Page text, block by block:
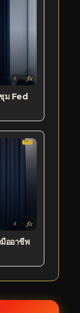
ม Fed
ออาชีพ